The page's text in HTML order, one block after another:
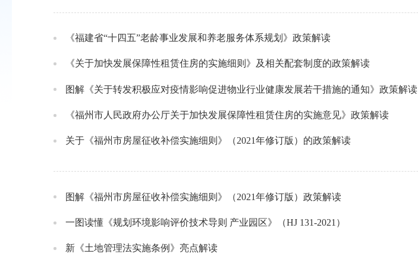
《福建省“十四五”老龄事业发展和养老服务体系规划》政策解读
《关于加快发展保障性租赁住房的实施细则》及相关配套制度的政策解读
图解《关于转发积极应对疫情影响促进物业行业健康发展若干措施的通知》政策解读
《福州市人民政府办公厅关于加快发展保障性租赁住房的实施意见》政策解读
关于《福州市房屋征收补偿实施细则》（2021年修订版）的政策解读
图解《福州市房屋征收补偿实施细则》（2021年修订版）政策解读
一图读懂《规划环境影响评价技术导则 产业园区》（HJ 131-2021）
新《土地管理法实施条例》亮点解读